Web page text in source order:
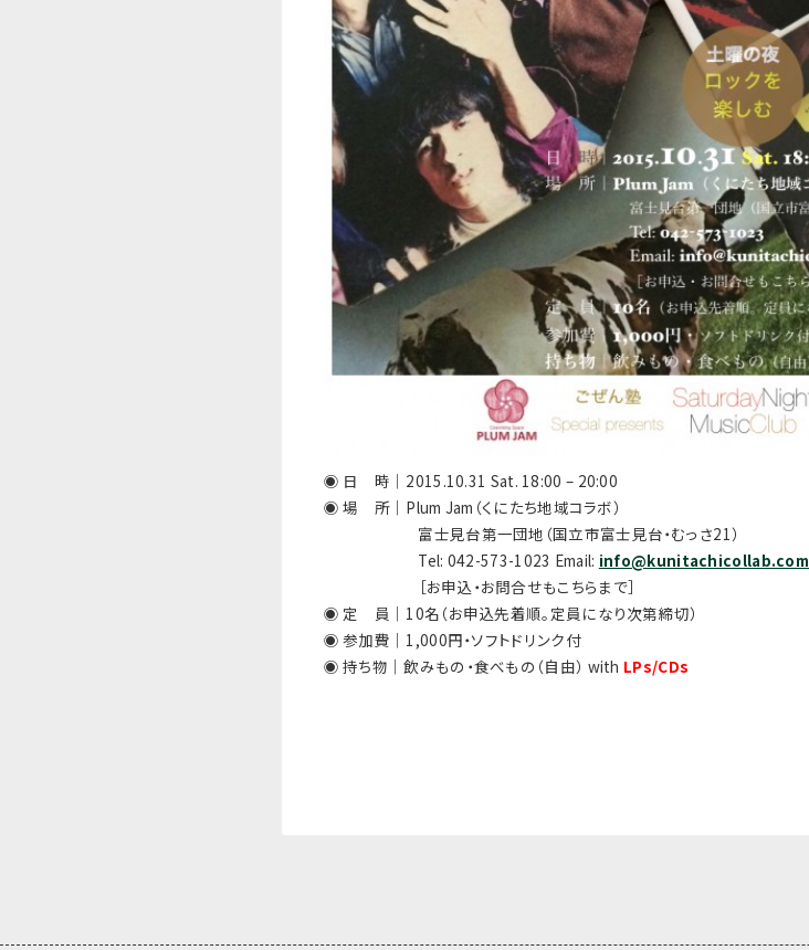
◉ 日 時｜2015.10.31 Sat. 18:00 – 20:00
◉ 場 所｜Plum Jam（くにたち地域コラボ）
富士見台第一団地（国立市富士見台・むっさ21）
Tel: 042-573-1023 Email: info@kunitachicollab.com
［お申込・お問合せもこちらまで］
◉ 定 員｜ 10名 （お申込先着順。定員になり次第締切）
◉ 参加費｜1,000円・ソフトドリンク付
◉ 持ち物｜飲みもの・食べもの（自由） with LPs/CDs